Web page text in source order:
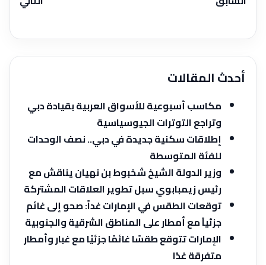
أحدث المقالات
مكاسب أسبوعية للأسواق العربية بقيادة دبي
وتراجع التوترات الجيوسياسية
إطلاقات سكنية جديدة في دبي.. نصف الوحدات
للفئة المتوسطة
وزير الدولة الشيخ شخبوط بن نهيان يناقش مع
رئيس زيمبابوي سبل تطوير العلاقات المشتركة
توقعات الطقس في الإمارات غداً: صحو إلى غائم
جزئياً مع أمطار على المناطق الشرقية والجنوبية
الإمارات تتوقع طقسًا غائمًا جزئيًا مع غبار وأمطار
متفرقة غدًا